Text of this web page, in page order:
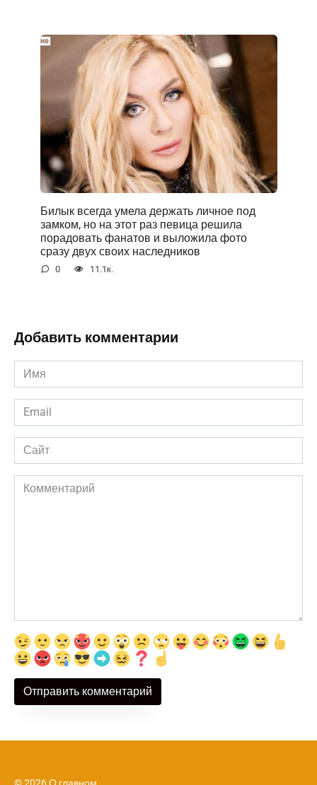
Билык всегда умела держать личное под
замком, но на этот раз певица решила
порадовать фанатов и выложила фото
сразу двух своих наследников
0 11.1к.
Добавить комментарии
Имя
*
Email
*
Сайт
Комментарий